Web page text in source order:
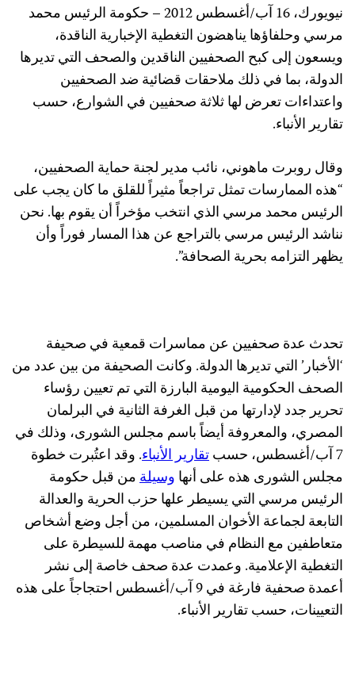
نيويورك، 16 آب/أغسطس 2012 – حكومة الرئيس محمد
مرسي وحلفاؤها يناهضون التغطية الإخبارية الناقدة،
ويسعون إلى كبح الصحفيين الناقدين والصحف التي تديرها
الدولة، بما في ذلك ملاحقات قضائية ضد الصحفيين
واعتداءات تعرض لها ثلاثة صحفيين في الشوارع، حسب
تقارير الأنباء.
وقال روبرت ماهوني، نائب مدير لجنة حماية الصحفيين،
“هذه الممارسات تمثل تراجعاً مثيراً للقلق ما كان يجب على
الرئيس محمد مرسي الذي انتخب مؤخراً أن يقوم بها. نحن
نناشد الرئيس مرسي بالتراجع عن هذا المسار فوراً وأن
يظهر التزامه بحرية الصحافة”.
تحدث عدة صحفيين عن مماسرات قمعية في صحيفة
‘الأخبار’ التي تديرها الدولة. وكانت الصحيفة من بين عدد من
الصحف الحكومية اليومية البارزة التي تم تعيين رؤساء
تحرير جدد لإدارتها من قبل الغرفة الثانية في البرلمان
المصري، والمعروفة أيضاً باسم مجلس الشورى، وذلك في
7 آب/أغسطس، حسب
تقارير الأنباء. وقد اعتُبرت خطوة
مجلس الشورى هذه على أنها وسيلةمن قبل حكومة
الرئيس مرسي التي يسيطر علها حزب الحرية والعدالة
التابعة لجماعة الأخوان المسلمين، من أجل وضع أشخاص
متعاطفين مع النظام في مناصب مهمة للسيطرة على
التغطية الإعلامية. وعمدت عدة صحف خاصة إلى نشر
أعمدة صحفية فارغة في 9 آب/أغسطس احتجاجاً على هذه
التعيينات، حسب تقارير الأنباء.